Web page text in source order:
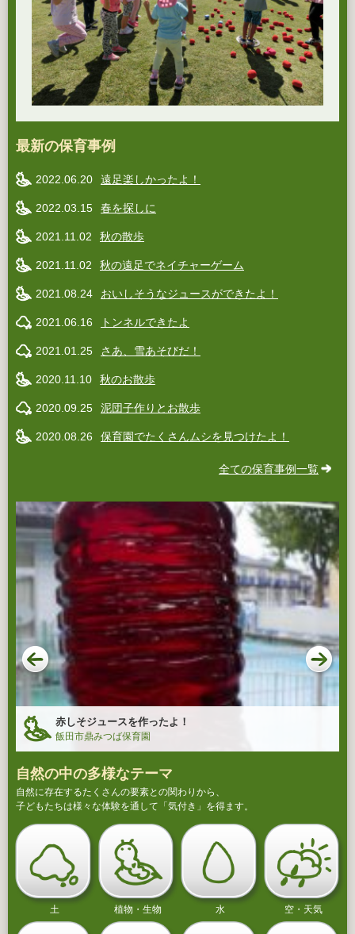
最新の保育事例
2022.06.20 遠足楽しかったよ！
2022.03.15 春を探しに
2021.11.02 秋の散歩
2021.11.02 秋の遠足でネイチャーゲーム
2021.08.24 おいしそうなジュースができたよ！
2021.06.16 トンネルできたよ
2021.01.25 さあ、雪あそびだ！
2020.11.10 秋のお散歩
2020.09.25 泥団子作りとお散歩
2020.08.26 保育園でたくさんムシを見つけたよ！
全ての保育事例一覧
赤しそジュースを作ったよ！
飯田市鼎みつば保育園
自然の中の多様なテーマ
自然に存在するたくさんの要素との関わりから、
子どもたちは様々な体験を通して「気付き」を得ます。
土 植物・生物 水 空・天気